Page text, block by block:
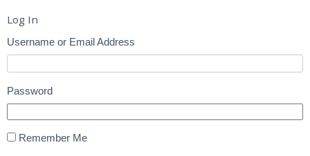
Log In
Username or Email Address
Password
Remember Me